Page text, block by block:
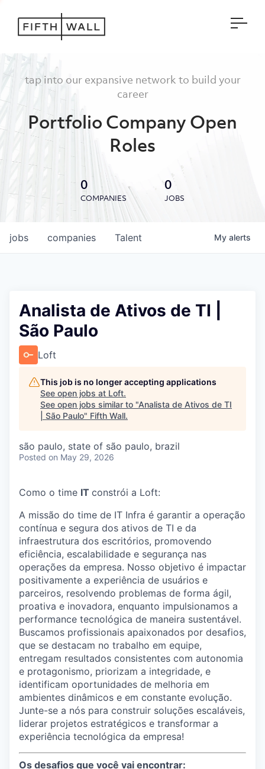
tap into our expansive network to build your
career
Portfolio Company Open
Roles
0
COMPANIES
0
JOBS
jobs companies Talent My alerts
Analista de Ativos de TI |
São Paulo
Loft
This job is no longer accepting applications
See open jobs at Loft.
See open jobs similar to "Analista de Ativos de TI
| São Paulo" Fifth Wall.
são paulo, state of são paulo, brazil
Posted on May 29, 2026
Como o time IT constrói a Loft:
A missão do time de IT Infra é garantir a operação
contínua e segura dos ativos de TI e da
infraestrutura dos escritórios, promovendo
eficiência, escalabilidade e segurança nas
operações da empresa. Nosso objetivo é impactar
positivamente a experiência de usuários e
parceiros, resolvendo problemas de forma ágil,
proativa e inovadora, enquanto impulsionamos a
performance tecnológica de maneira sustentável.
Buscamos profissionais apaixonados por desafios,
que se destacam no trabalho em equipe,
entregam resultados consistentes com autonomia
e protagonismo, priorizam a integridade, e
identificam oportunidades de melhoria em
ambientes dinâmicos e em constante evolução.
Junte-se a nós para construir soluções escaláveis,
liderar projetos estratégicos e transformar a
experiência tecnológica da empresa!
Os desafios que você vai encontrar: